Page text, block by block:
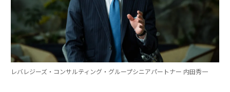
レバレジーズ・コンサルティング・グループシニアパートナー 内田秀一